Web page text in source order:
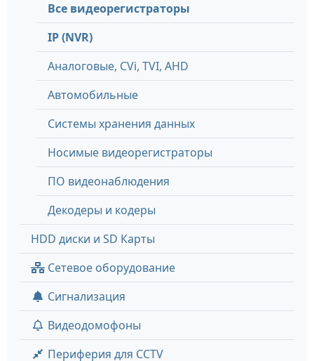
Все видеорегистраторы
IP (NVR)
Аналоговые, СVi, TVI, AHD
Автомобильные
Системы хранения данных
Носимые видеорегистраторы
ПО видеонаблюдения
Декодеры и кодеры
HDD диски и SD Карты
Сетевое оборудование
Сигнализация
Видеодомофоны
Периферия для CCTV